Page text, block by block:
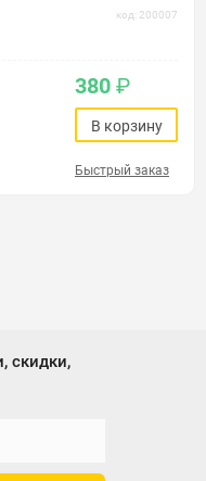
код: 200007
380 ₽
В корзину
Быстрый заказ
скидки,